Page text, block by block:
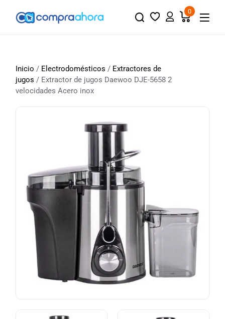
0
Inicio / Electrodomésticos / Extractores de
jugos / Extractor de jugos Daewoo DJE-5658 2
velocidades Acero inox